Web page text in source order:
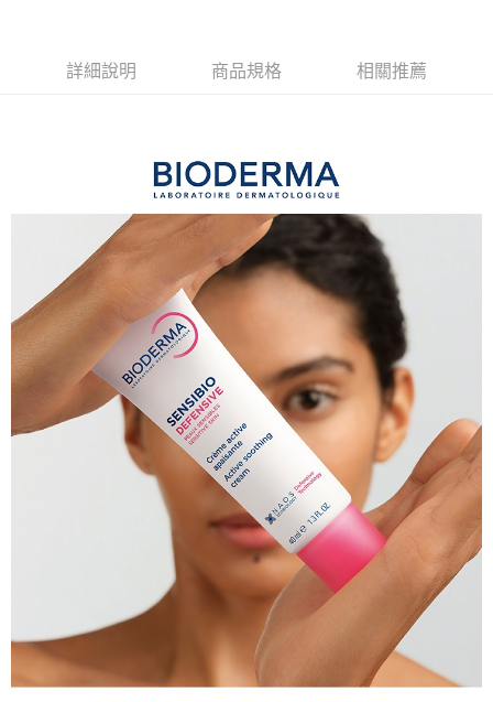
請求用戶進行身份認證。
５．嚴禁一人註冊多個帳號或使用他人資訊註冊。若發現惡意使用之情形，
每筆NT$80，滿NT$290(含以上)免運費
詳細說明 商品規格 相關推薦